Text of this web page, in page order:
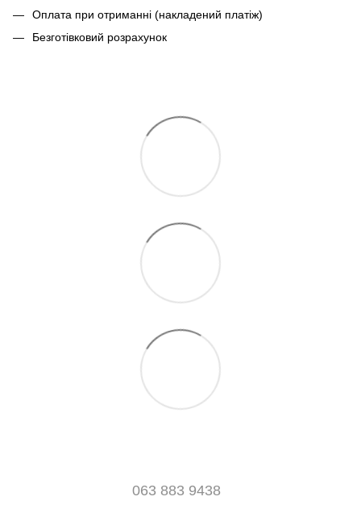
Оплата при отриманні (накладений платіж)
Безготівковий розрахунок
063 883 9438